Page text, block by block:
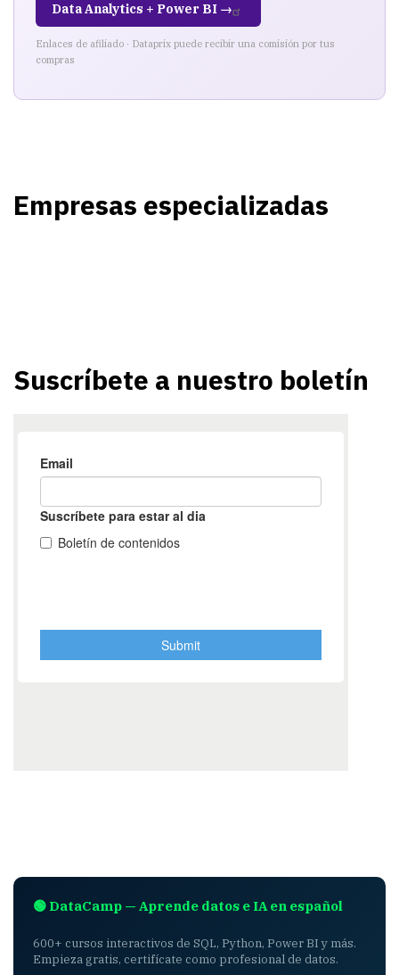
Data Analytics + Power BI →
Enlaces de afiliado · Dataprix puede recibir una comisión por tus
compras
Empresas especializadas
Suscríbete a nuestro boletín
🟢 DataCamp — Aprende datos e IA en español
600+ cursos interactivos de SQL, Python, Power BI y más.
Empieza gratis, certifícate como profesional de datos.